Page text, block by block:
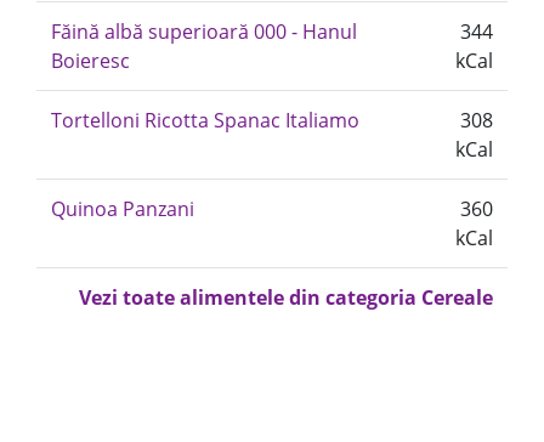
Făină albă superioară 000 - Hanul
Boieresc
344
kCal
Tortelloni Ricotta Spanac Italiamo
308
kCal
Quinoa Panzani
360
kCal
Vezi toate alimentele din categoria Cereale